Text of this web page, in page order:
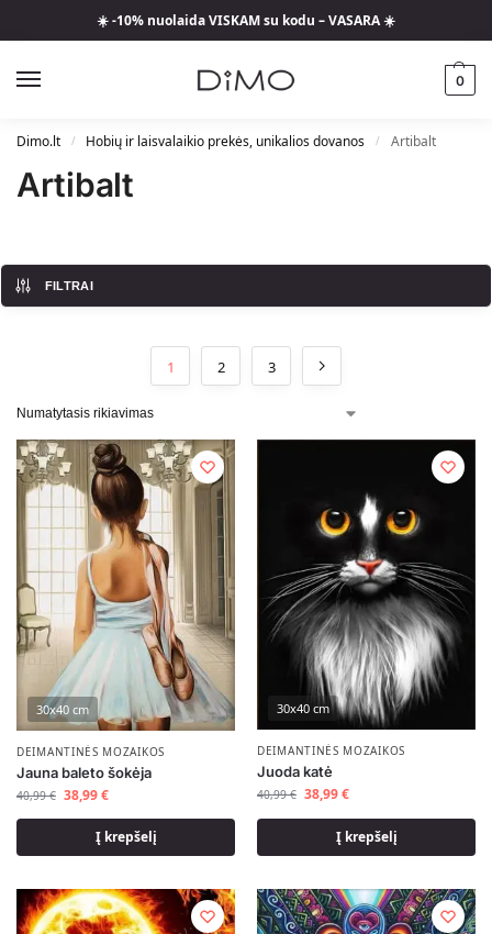
☀️ -10% nuolaida VISKAM su kodu – VASARA ☀️
0
Dimo.lt / Hobių ir laisvalaikio prekės, unikalios dovanos / Artibalt
Artibalt
FILTRAI
1 2 3
30x40 cm
DEIMANTINĖS MOZAIKOS
Jauna baleto šokėja
40,99€ 38,99€
Į krepšelį
30x40 cm
DEIMANTINĖS MOZAIKOS
Juoda katė
40,99€ 38,99€
Į krepšelį